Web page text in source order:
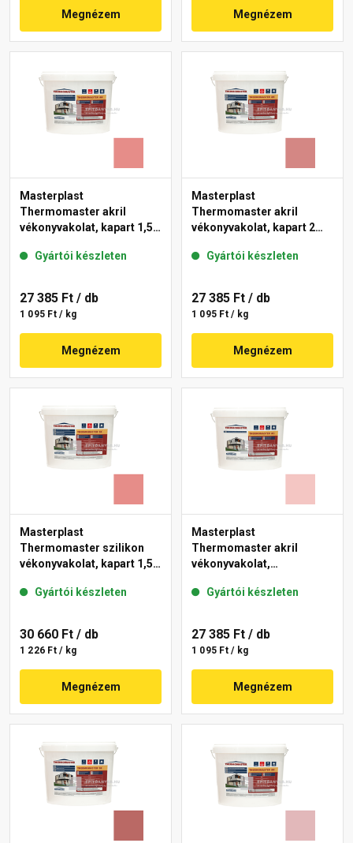
Megnézem Megnézem
Masterplast
Thermomaster akril
vékonyvakolat, kapart 1,5
Gyártói készleten
27 385 Ft / db
1 095 Ft / kg
Megnézem
Masterplast
Thermomaster akril
vékonyvakolat, kapart 2
Gyártói készleten
27 385 Ft / db
1 095 Ft / kg
Megnézem
Masterplast
Thermomaster szilikon
vékonyvakolat, kapart 1,5
Gyártói készleten
30 660 Ft / db
1 226 Ft / kg
Megnézem
Masterplast
Thermomaster akril
vékonyvakolat,
21-F 25 kg
Gyártói készleten
27 385 Ft / db
1 095 Ft / kg
Megnézem